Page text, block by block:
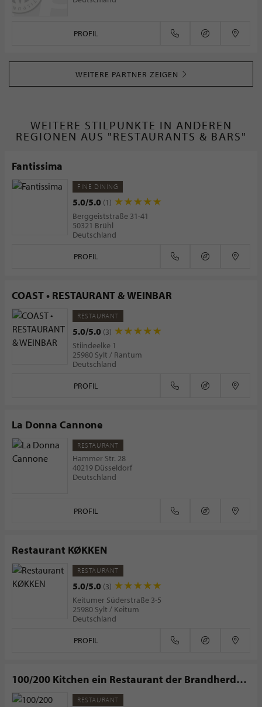
PROFIL
WEITERE PARTNER ZEIGEN
WEITERE STILPUNKTE IN ANDEREN
REGIONEN AUS "RESTAURANTS & BARS"
Fantissima
FINE DINING
5.0/5.0 (1)
Berggeiststraße 31-41
50321 Brühl
Deutschland
PROFIL
COAST • RESTAURANT & WEINBAR
RESTAURANT
5.0/5.0 (3)
Stiindeelke 1
25980 Sylt / Rantum
Deutschland
PROFIL
La Donna Cannone
RESTAURANT
Hammer Str. 28
40219 Düsseldorf
Deutschland
PROFIL
Restaurant KØKKEN
RESTAURANT
5.0/5.0 (3)
Keitumer Süderstraße 3-5
25980 Sylt / Keitum
Deutschland
PROFIL
100/200 Kitchen ein Restaurant der Brandherd
Esskultur GmbHRESTAURANT